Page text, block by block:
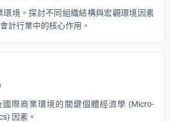
境。探討不同組織結構與宏觀環境因素
計行業中的核心作用。
際商業環境的關鍵個體經濟學 (Micro-
因素。